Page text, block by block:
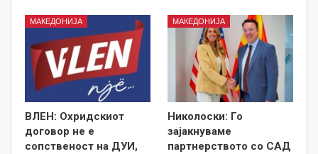
МАКЕДОНИЈА
ВЛЕН: Охридскиот
договор не е
сопственост на ДУИ,
МАКЕДОНИЈА
Николоски: Го
зајакнуваме
партнерството со САД